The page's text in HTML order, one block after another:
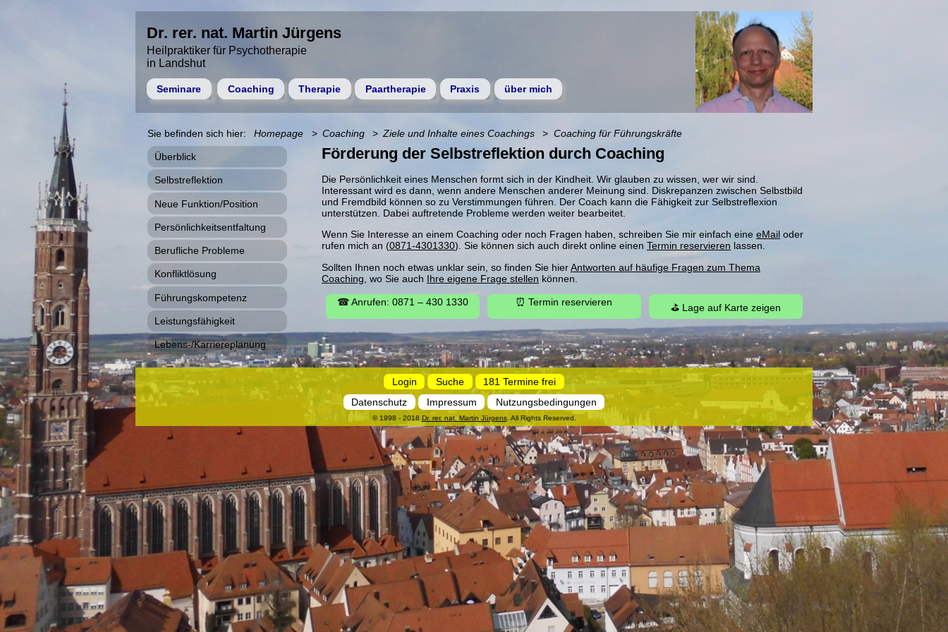
Dr. rer. nat. Martin Jürgens
Heilpraktiker für Psychotherapie
in Landshut
Seminare Coaching Therapie Paartherapie Praxis über mich
Förderung der Selbstreflektion durch Coaching
Die Persönlichkeit eines Menschen formt sich in der Kindheit. Wir glauben zu wissen, wer wir sind.
Interessant wird es dann, wenn andere Menschen anderer Meinung sind. Diskrepanzen zwischen Selbstbild
und Fremdbild können so zu Verstimmungen führen. Der Coach kann die Fähigkeit zur Selbstreflexion
unterstützen. Dabei auftretende Probleme werden weiter bearbeitet.
Wenn Sie Interesse an einem Coaching oder noch Fragen haben, schreiben Sie mir einfach eine eMail oder
rufen mich an (0871-4301330). Sie können sich auch direkt online einen Termin reservieren lassen.
Sollten Ihnen noch etwas unklar sein, so finden Sie hierAntworten auf häufige Fragen zum Thema
Coaching , wo Sie auch Ihre eigene Frage stellen können.
☎ Anrufen: 0871 – 430 1330 ⏰ Termin reservieren ⛳ Lage auf Karte zeigen
Homepage Coaching Ziele und Inhalte eines Coachings Coaching für Führungskräfte
Überblick
Selbstreflektion
Neue Funktion/Position
Persönlichkeitsentfaltung
Berufliche Probleme
Konfliktlösung
Führungskompetenz
Leistungsfähigkeit
Lebens-/Karriereplanung
Login Suche
181 Termine frei
Datenschutz
Impressum Nutzungsbedingungen
© 1998 - 2018 Dr. rer. nat. Martin Jürgens. All Rights Reserved.